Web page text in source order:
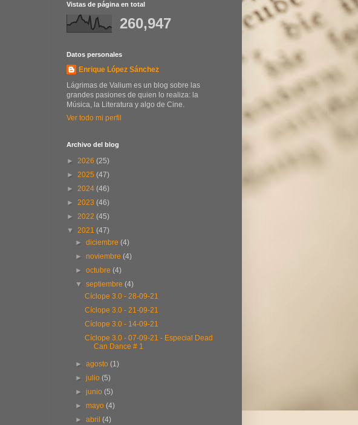
Vistas de página en total
260,947
Datos personales
Enrique López Sánchez
Lágrimas de Valium es un blog sobre las
grandes pasiones de quien lo realiza: la
Música, la Literatura y algo de Cine.
Ver todo mi perfil
Archivo del blog
► 2026 (25)
► 2025 (47)
► 2024 (46)
► 2023 (46)
► 2022 (45)
▼ 2021 (47)
►diciembre(4)
►noviembre(4)
►octubre(4)
▼septiembre(4)
Cíclope 3.0 - 28-09-21
Cíclope 3.0 - 21-09-21
Cíclope 3.0 - 14-09-21
Cíclope 3.0 - 07-09-21 - Especial Dead
Can Dance # 1
►agosto(1)
►julio(5)
►junio(5)
►mayo(4)
►abril(4)